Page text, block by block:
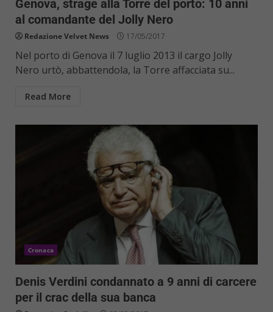
Genova, strage alla Torre del porto: 10 anni
al comandante del Jolly Nero
Redazione Velvet News 17/05/2017
Nel porto di Genova il 7 luglio 2013 il cargo Jolly
Nero urtò, abbattendola, la Torre affacciata su...
Read More
Cronaca
Denis Verdini condannato a 9 anni di carcere
per il crac della sua banca